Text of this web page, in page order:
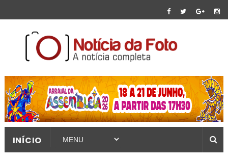
INÍCIO